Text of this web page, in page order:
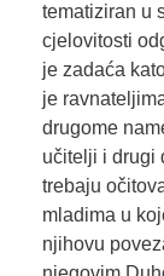
tematiziran u
cjelovitosti
je zadaća
je
drugome
učitelji i drugi
trebaju
mladima u
njihovu